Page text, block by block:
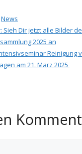
Kategorien
News
Sieh Dir jetzt alle Bilder
2025 an
Reinigung
am 21. März 2025